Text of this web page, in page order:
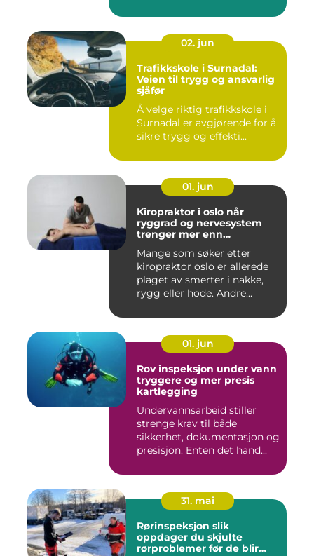
02. jun
Trafikkskole i Surnadal:
Veien til trygg og ansvarlig
sjåfør
Å velge riktig trafikkskole i
Surnadal er avgjørende for å
sikre trygg og effekti...
01. jun
Kiropraktor i oslo når
ryggrad og nervesystem
trenger mer enn
Mange som søker etter
kiropraktor oslo er allerede
plaget av smerter i nakke,
rygg eller hode. Andre...
01. jun
Rov inspeksjon under vann
tryggere og mer presis
kartlegging
Undervannsarbeid stiller
strenge krav til både
sikkerhet, dokumentasjon og
presisjon. Enten det hand...
31. mai
Rørinspeksjon slik
oppdager du skjulte
rørproblemer før de blir